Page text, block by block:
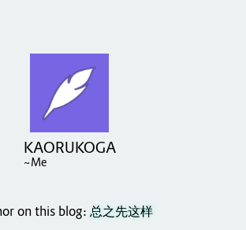
KAORUKOGA
~Me
on this blog:总之先这样